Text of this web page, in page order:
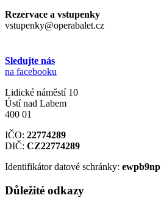
Rezervace a vstupenky
vstupenky@operabalet.cz
Sledujte nás
na facebooku
Lidické náměstí 10
Ústí nad Labem
400 01
IČO: 22774289
DIČ: CZ22774289
Identifikátor datové schránky: ewpb9np
Důležité odkazy